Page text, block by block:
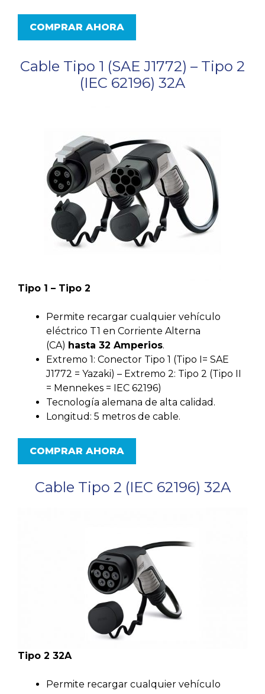
COMPRAR AHORA
Cable Tipo 1 (SAE J1772) – Tipo 2
(IEC 62196) 32A
Tipo 1 – Tipo 2
Permite recargar cualquier vehículo
eléctrico T1 en Corriente Alterna
(CA) hasta 32 Amperios.
Extremo 1: Conector Tipo 1 (Tipo I= SAE
J1772 = Yazaki) – Extremo 2: Tipo 2 (Tipo II
= Mennekes = IEC 62196)
Tecnología alemana de alta calidad.
Longitud: 5 metros de cable.
COMPRAR AHORA
Cable Tipo 2 (IEC 62196) 32A
Tipo 2 32A
Permite recargar cualquier vehículo